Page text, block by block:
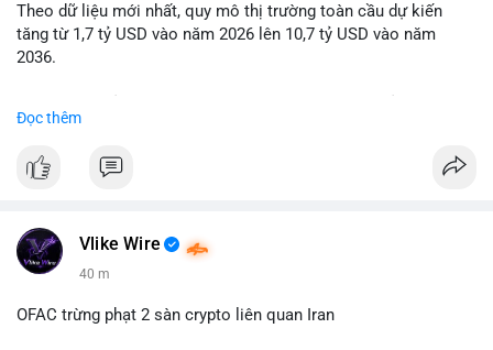
Lời khuyên: Nhà đầu tư nhỏ lẻ nên quan sát thêm 2-4 giờ sau
khi giao dịch được xác nhận, tránh hành động theo cảm xúc.
ưu tiên quản trị rủi ro trong giai đoạn biến động mạnh.
#btcmempool65k
Theo dữ liệu mới nhất, quy mô thị trường toàn cầu dự kiến
tăng từ 1,7 tỷ USD vào năm 2026 lên 10,7 tỷ USD vào năm
2036.
hàng năm (CAGR) ấn tượng lên tới 20,2%.
Điều gì đang thúc đẩy sự tăng trưởng vượt bậc này? Hãy cùng
Đọc thêm
Vlike Wire
40 m
OFAC trừng phạt 2 sàn crypto liên quan Iran